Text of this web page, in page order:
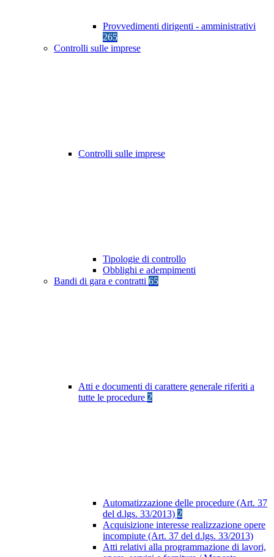
Provvedimenti dirigenti - amministrativi
265
Controlli sulle imprese
Controlli sulle imprese
Tipologie di controllo
Obblighi e adempimenti
Bandi di gara e contratti 65
Atti e documenti di carattere generale riferiti a
tutte le procedure 2
Automatizzazione delle procedure (Art. 37
del d.lgs. 33/2013) 2
Acquisizione interesse realizzazione opere
incompiute (Art. 37 del d.lgs. 33/2013)
Atti relativi alla programmazione di lavori,